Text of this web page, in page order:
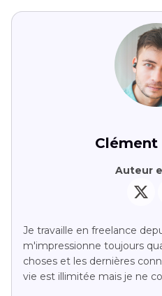
Clément
Auteur
Je travaille en freelance
m'impressionne toujours
choses et les dernières
vie est illimitée mais je ne